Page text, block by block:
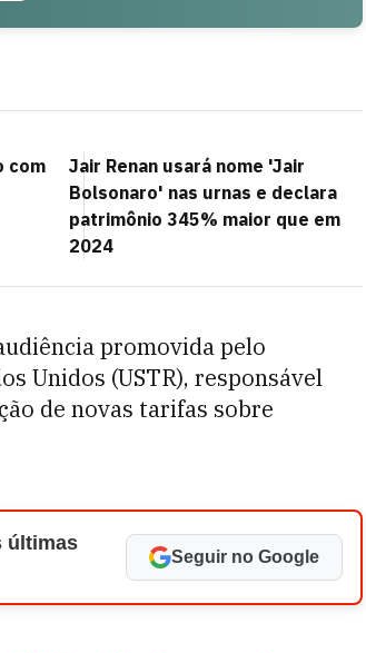
com
Jair Renan usará nome 'Jair
Bolsonaro' nas urnas e declara
patrimônio 345% maior que em
2024
promovida pelo
Unidos (USTR), responsável
de novas tarifas sobre
últimas
Seguir no Google